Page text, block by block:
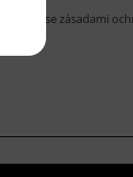
se zásadami